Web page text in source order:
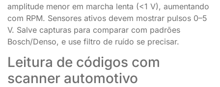
amplitude menor em marcha lenta (<1 V), aumentando
com RPM. Sensores ativos devem mostrar pulsos 0–5
V. Salve capturas para comparar com padrões
Bosch/Denso, e use filtro de ruído se precisar.
Leitura de códigos com
scanner automotivo